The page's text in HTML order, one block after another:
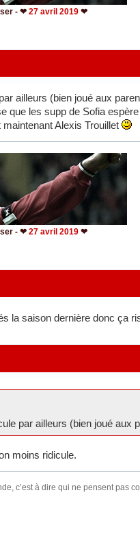
- ❤27 avril 2019 ❤
ailleurs (bien joué aux
que les supp de Sofia
Alexis Trouillet
- ❤27 avril 2019 ❤
la saison dernière donc ça
par ailleurs (bien joué aux
moins ridicule.
c’est à dire qui ne pensent pas